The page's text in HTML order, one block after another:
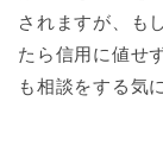
されますが、も
たら信用に値せ
も相談をする気